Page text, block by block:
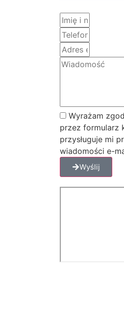
Wyrażam
przez formularz
przysługuje mi
wiadomości e-
Wyślij